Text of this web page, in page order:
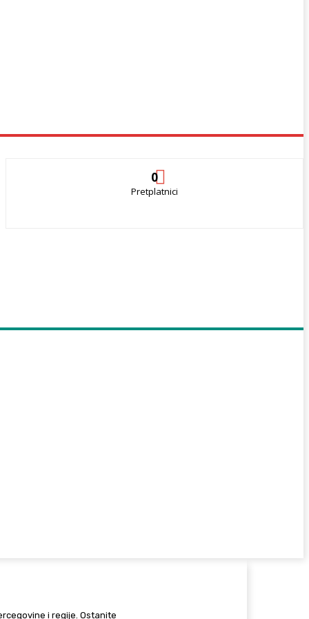
0
Pretplatnici
i regije. Ostanite